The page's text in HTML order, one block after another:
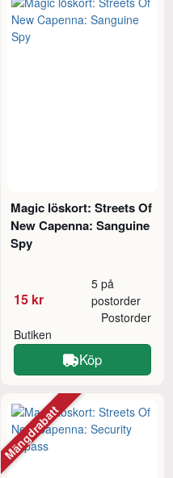
Magic löskort: Streets Of
New Capenna: Sanguine
Spy
15 kr
5 på
postorder
Butiken
Postorder
Köp
Mängdrabatt